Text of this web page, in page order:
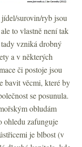
surovin/ryb jsou
to vlastně není tak
vzniká drobný
a v některých
či postoje jsou
bavit věcmi, které by
se posunula.
obludám
ohledu zafunguje
je blbost (v